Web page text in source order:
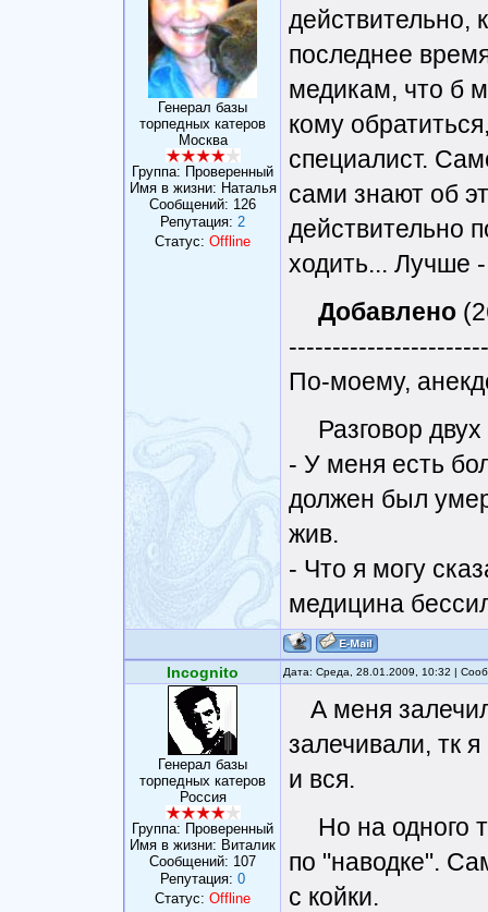
Генерал базы
торпедных катеров
Москва
Группа: Проверенный
Имя в жизни: Наталья
Сообщений: 126
Репутация: 2
Статус: Offline
действительно,
последнее
медикам, что б
кому
специалист.
сами знают об
действительно
ходить... Лучше
Добавлено
По-моему,
Разговор
- У меня есть
должен был
жив.
- Что я могу
медицина
Incognito Дата: Среда, 28.01.2009, 10:32 |
Генерал базы
торпедных катеров
Россия
Группа: Проверенный
Имя в жизни: Виталик
Сообщений: 107
Репутация: 0
Статус: Offline
А меня
залечивали, тк
и вся.
Но на одного
по "наводке".
с койки.